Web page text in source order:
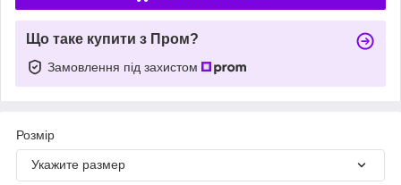
Що таке купити з Пром?
Замовлення під захистом
Розмір
Укажите размер